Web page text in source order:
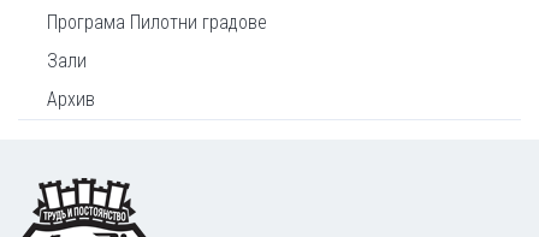
Програма Пилотни градове
Зали
Архив
Footer